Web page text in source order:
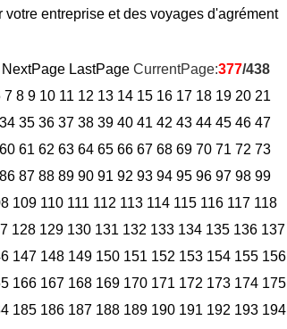
entreprise et des voyages d'agrément
NextPage LastPage CurrentPage:377/438
7 8 9 10 11 12 13 14 15 16 17 18 19 20 21
34 35 36 37 38 39 40 41 42 43 44 45 46 47
60 61 62 63 64 65 66 67 68 69 70 71 72 73
86 87 88 89 90 91 92 93 94 95 96 97 98 99
109 110 111 112 113 114 115 116 117 118
128 129 130 131 132 133 134 135 136 137
147 148 149 150 151 152 153 154 155 156
166 167 168 169 170 171 172 173 174 175
185 186 187 188 189 190 191 192 193 194